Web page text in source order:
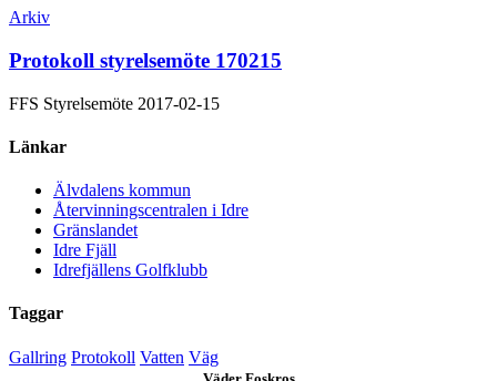
Arkiv
Protokoll styrelsemöte 170215
FFS Styrelsemöte 2017-02-15
Länkar
Älvdalens kommun
Återvinningscentralen i Idre
Gränslandet
Idre Fjäll
Idrefjällens Golfklubb
Taggar
Gallring Protokoll Vatten Väg